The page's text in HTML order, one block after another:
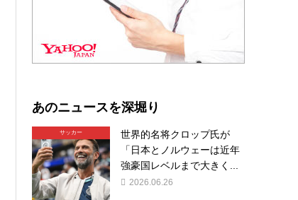
あのニュースを深堀り
サッカー
世界的名将クロップ氏が
「日本とノルウェーは近年
強豪国レベルまで大きく...
2026.06.26